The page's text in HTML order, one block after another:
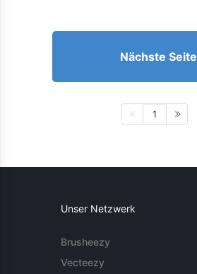
Nächste Seite
1
Unser Netzwerk
Brusheezy
Vecteezy